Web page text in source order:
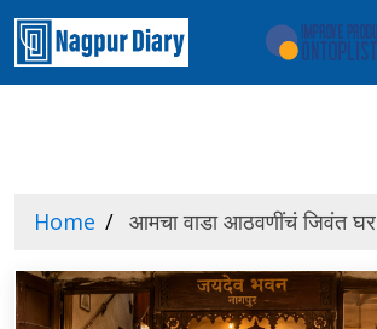
Home आमचा वाडा आठवणींचं जिवंत घर